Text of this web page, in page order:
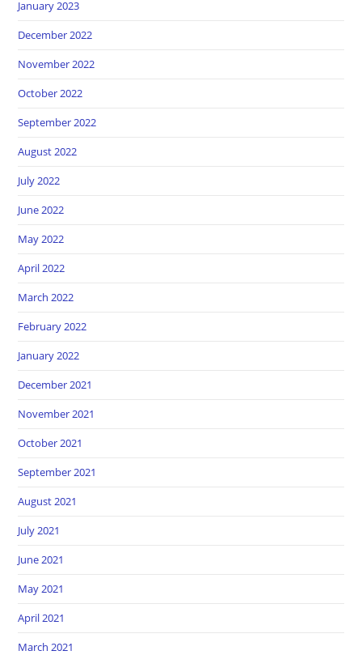
January 2023
December 2022
November 2022
October 2022
September 2022
August 2022
July 2022
June 2022
May 2022
April 2022
March 2022
February 2022
January 2022
December 2021
November 2021
October 2021
September 2021
August 2021
July 2021
June 2021
May 2021
April 2021
March 2021